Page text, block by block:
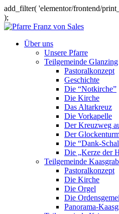
add_filter( 'elementor/frontend/
);
Über uns
Unsere Pfarre
Teilgemeinde Glanzing
Pastoralkonzept
Geschichte
Die “Notkirche”
Die Kirche
Das Altarkreuz
Die Vorkapelle
Der Kreuzweg
Der
Die “Dank-
Die „Kerze der
Teilgemeinde
Pastoralkonzept
Die Kirche
Die Orgel
Die
Panorama-